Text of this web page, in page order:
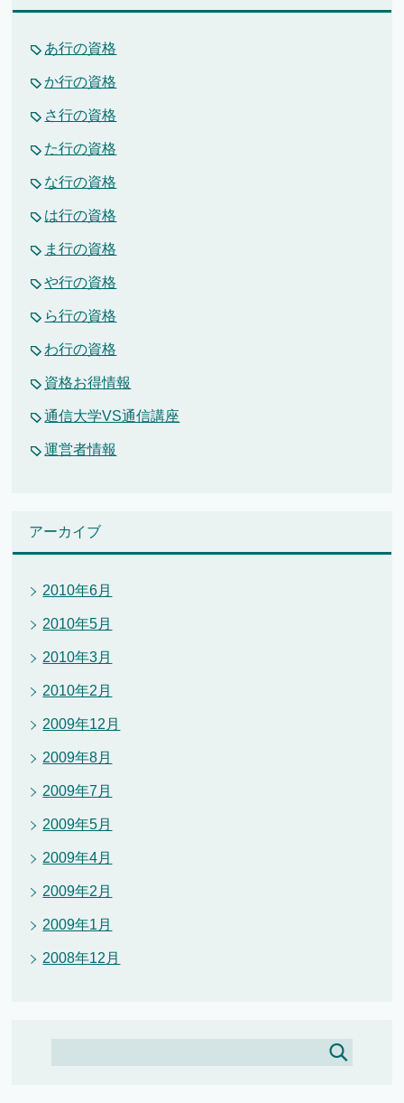
あ行の資格
か行の資格
さ行の資格
た行の資格
な行の資格
は行の資格
ま行の資格
や行の資格
ら行の資格
わ行の資格
資格お得情報
通信大学VS通信講座
運営者情報
アーカイブ
2010年6月
2010年5月
2010年3月
2010年2月
2009年12月
2009年8月
2009年7月
2009年5月
2009年4月
2009年2月
2009年1月
2008年12月